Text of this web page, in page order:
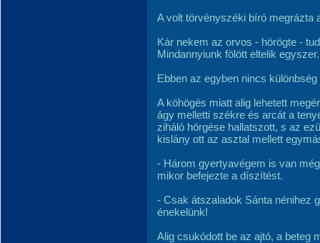
A volt törvényszéki bíró megrázta
Kár nekem az orvos - hörögte -
Mindannyiunk fölött eltelik egyszer.
Ebben az egyben nincs
A köhögés miatt alig lehetett
ágy melletti székre és arcát a
ziháló hörgése hallatszott, s az
kislány ott az asztal mellett
- Három gyertyavégem is van
mikor befejezte a díszítést.
- Csak átszaladok Sánta nénihez
énekelünk!
Alig csukódott be az ajtó, a beteg